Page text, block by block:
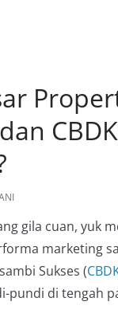
gila cuan, yuk
marketing
Sukses (
pundi di tengah